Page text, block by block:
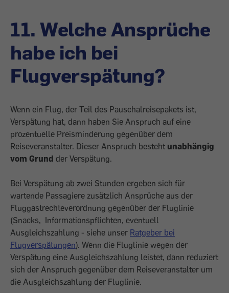
11. Welche Ansprüche
habe ich bei
Flugverspätung?
Wenn ein Flug, der Teil des Pauschalreisepakets ist,
Verspätung hat, dann haben Sie Anspruch auf eine
prozentuelle Preisminderung gegenüber dem
Reiseveranstalter. Dieser Anspruch besteht unabhängig
vom Grund der Verspätung.
Bei Verspätung ab zwei Stunden ergeben sich für
wartende Passagiere zusätzlich Ansprüche aus der
Fluggastrechteverordnung gegenüber der Fluglinie
(Snacks, Informationspflichten, eventuell
Ausgleichszahlung - siehe unser Ratgeber bei
Flugverspätungen). Wenn die Fluglinie wegen der
Verspätung eine Ausgleichszahlung leistet, dann reduziert
sich der Anspruch gegenüber dem Reiseveranstalter um
die Ausgleichszahlung der Fluglinie.